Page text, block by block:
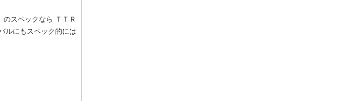
スペックなら ＴＴＲ
ルにもスペック的には